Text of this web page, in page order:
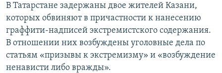
поискуИНФОГРАФИКА
ТЕЛЕПРОЕКТ КРЫМ.РЕАЛИИ
СОВЕТЫ ПРАВОЗАЩИТНИКОВ
ПРОПАВШИЕ БЕЗ ВЕСТИ
КАК ОБОЙТИ БЛОКИРОВКУ
Українською
В Татарстане задержаны двое жителей Казани,
которых обвиняют в причастности к нанесению
граффити-надписей экстремистского содержания.
В отношении них возбуждены уголовные дела по
статьям «призывы к экстремизму» и «возбуждение
ненависти либо вражды».